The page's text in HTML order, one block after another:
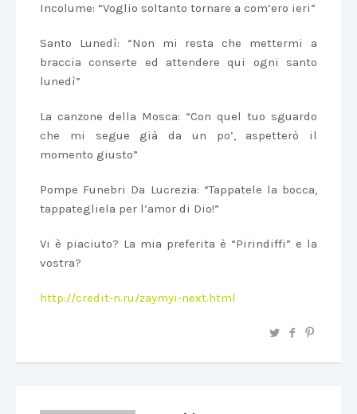
Incolume: “Voglio soltanto tornare a com’ero ieri”
Santo Lunedì: “Non mi resta che mettermi a
braccia conserte ed attendere qui ogni santo
lunedì”
La canzone della Mosca: “Con quel tuo sguardo
che mi segue già da un po’, aspetterò il
momento giusto”
Pompe Funebri Da Lucrezia: “Tappatele la bocca,
tappategliela per l’amor di Dio!”
Vi è piaciuto? La mia preferita è “Pirindiffi” e la
vostra?
http://credit-n.ru/zaymyi-next.html